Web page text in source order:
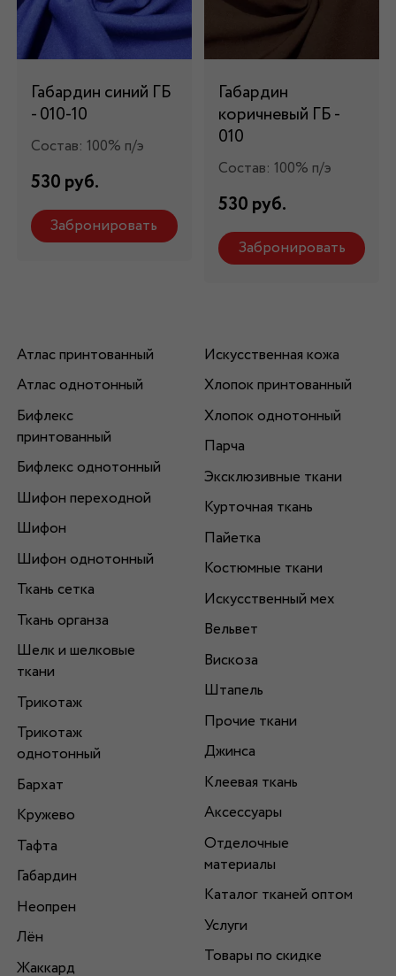
Габардин синий ГБ
- 010-10
Состав: 100% п/э
530 руб.
Забронировать
Габардин
коричневый ГБ -
010
Состав: 100% п/э
530 руб.
Забронировать
Атлас принтованный
Атлас однотонный
Бифлекс
принтованный
Бифлекс однотонный
Шифон переходной
Шифон
Шифон однотонный
Ткань сетка
Ткань органза
Шелк и шелковые
ткани
Трикотаж
Трикотаж
однотонный
Бархат
Кружево
Тафта
Габардин
Неопрен
Лён
Жаккард
Искусственная кожа
Хлопок принтованный
Хлопок однотонный
Парча
Эксклюзивные ткани
Курточная ткань
Пайетка
Костюмные ткани
Искусственный мех
Вельвет
Вискоза
Штапель
Прочие ткани
Джинса
Клеевая ткань
Аксессуары
Отделочные
материалы
Каталог тканей оптом
Услуги
Товары по скидке